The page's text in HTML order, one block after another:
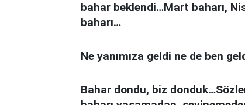
bahar beklendi…Mart baharı,
baharı…
Ne yanımıza geldi ne de ben
Bahar dondu, biz